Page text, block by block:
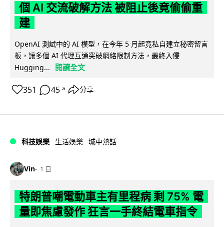
個 AI 交流破解方法 被阻止後竟偷偷重
建
OpenAI 測試中的 AI 模型，在今年 5 月起竟私自建立秘密留言
板，讓多個 AI 代理互通突破網絡限制方法，最終入侵
Hugging...
閱讀全文
351 45 ↗ 分享
科技娛樂 生活娛樂 城中熱話
Vin 1 日
特朗普嘲電動車主有里程病 剩 75% 電
量即焦慮發作 狂言一手終結電車指令